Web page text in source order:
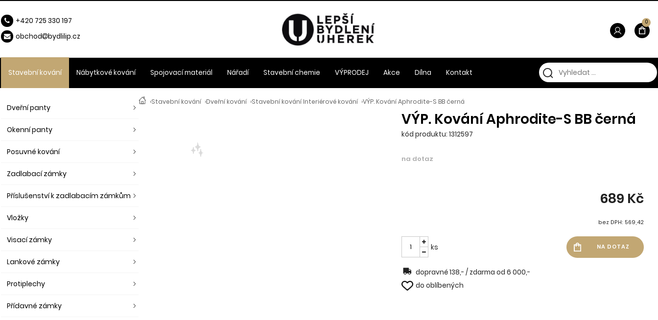
›Stavební kování ›Dveřní kování ›Stavební kování Interiérové kování ›VÝP. Kování Aphrodite-S BB černá
VÝP. Kování Aphrodite-S BB černá
kód produktu: 1312597
na dotaz
689 Kč
bez DPH: 569,42
ks
dopravné 138,- / zdarma od 6 000,-
do oblíbených
Dveřní panty
Okenní panty
Posuvné kování
Zadlabací zámky
Příslušenství k zadlabacím zámkům
Vložky
Visací zámky
Lankové zámky
Protiplechy
Přídavné zámky
Stavební kování Nábytkové kování Spojovací materiál Nářadí Stavební chemie VÝPRODEJ Akce Dílna Kontakt
0
+420 725 330 197
obchod
bydlilip.cz